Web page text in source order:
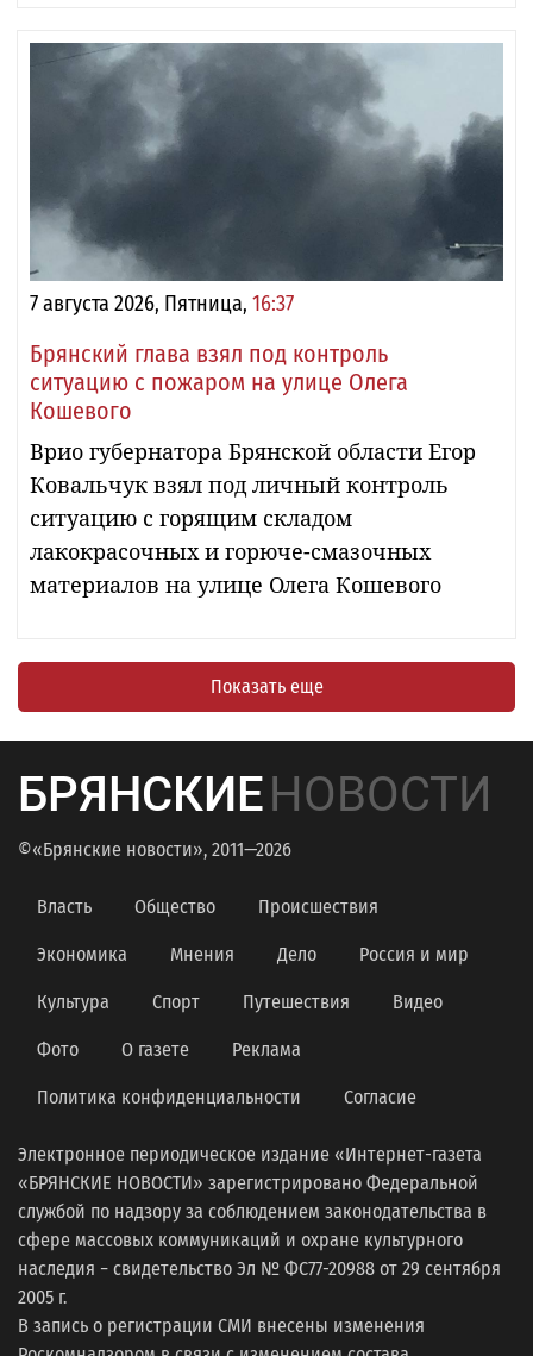
7 августа 2026, Пятница, 16:37
Брянский глава взял под контроль
ситуацию с пожаром на улице Олега
Кошевого
Врио губернатора Брянской области Егор
Ковальчук взял под личный контроль
ситуацию с горящим складом
лакокрасочных и горюче-смазочных
материалов на улице Олега Кошевого
Показать еще
БРЯНСКИЕНОВОСТИ
©«Брянские новости», 2011—2026
Власть Общество Происшествия
Экономика Мнения Дело Россия и мир
Культура Спорт Путешествия Видео
Фото О газете Реклама
Политика конфиденциальности Согласие
Электронное периодическое издание «Интернет-газета
«БРЯНСКИЕ НОВОСТИ» зарегистрировано Федеральной
службой по надзору за соблюдением законодательства в
сфере массовых коммуникаций и охране культурного
наследия − свидетельство Эл № ФС77-20988 от 29 сентября
2005 г.
В запись о регистрации СМИ внесены изменения